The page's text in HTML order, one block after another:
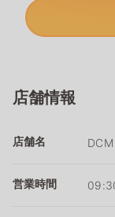
店舗情報
店舗名
営業時間